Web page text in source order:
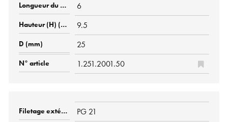
6
9.5
25
1.251.2001.50
PG 21